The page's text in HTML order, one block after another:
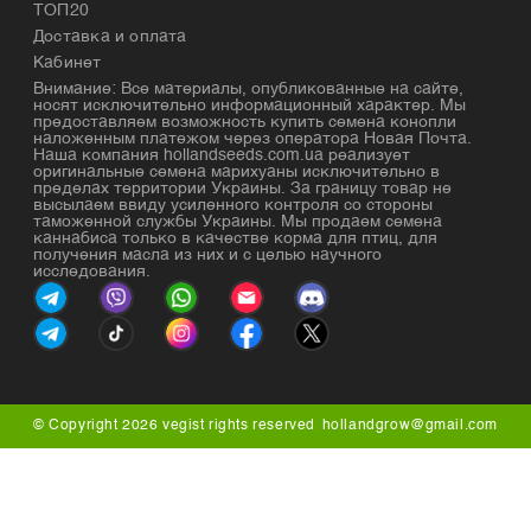
ТОП20
Доставка и оплата
Кабинет
Внимание: Все материалы, опубликованные на сайте,
носят исключительно информационный характер. Мы
предоставляем возможность купить семена конопли
наложенным платежом через оператора Новая Почта.
Наша компания hollandseeds.com.ua реализует
оригинальные семена марихуаны исключительно в
пределах территории Украины. За границу товар не
высылаем ввиду усиленного контроля со стороны
таможенной службы Украины. Мы продаем семена
каннабиса только в качестве корма для птиц, для
получения масла из них и с целью научного
исследования.
© Copyright 2026 vegist rights reserved hollandgrow@gmail.com